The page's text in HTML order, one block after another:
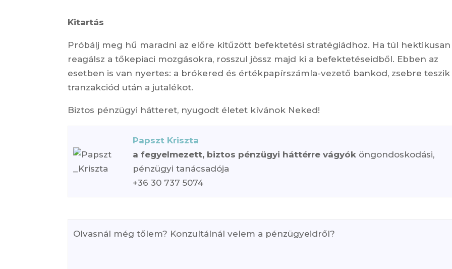
Kitartás
Próbálj meg hű maradni az előre kitűzött befektetési stratégiádhoz. Ha túl hektikusan
reagálsz a tőkepiaci mozgásokra, rosszul jössz majd ki a befektetéseidből. Ebben az
esetben is van nyertes: a brókered és értékpapírszámla-vezető bankod, zsebre teszik
tranzakciód után a jutalékot.
Biztos pénzügyi hátteret, nyugodt életet kívánok Neked!
Papszt Kriszta
a fegyelmezett, biztos pénzügyi háttérre vágyók öngondoskodási,
pénzügyi tanácsadója
+36 30 737 5074
Olvasnál még tőlem? Konzultálnál velem a pénzügyeidről?